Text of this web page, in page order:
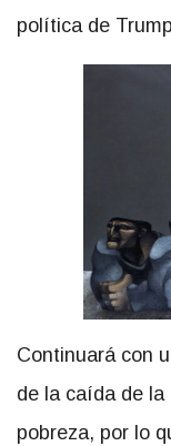
política de
Continuará con
de la caída de la
pobreza, por lo